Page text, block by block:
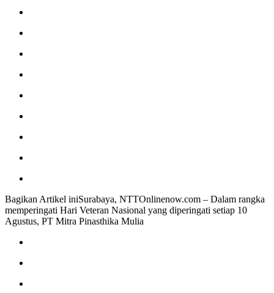
Bagikan Artikel iniSurabaya, NTTOnlinenow.com – Dalam rangka
memperingati Hari Veteran Nasional yang diperingati setiap 10
Agustus, PT Mitra Pinasthika Mulia